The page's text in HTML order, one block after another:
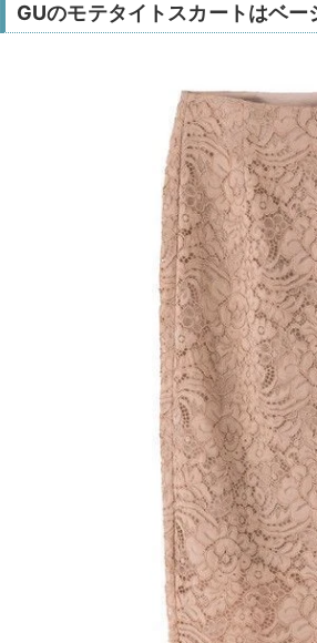
GUのモテタイトスカートはベ